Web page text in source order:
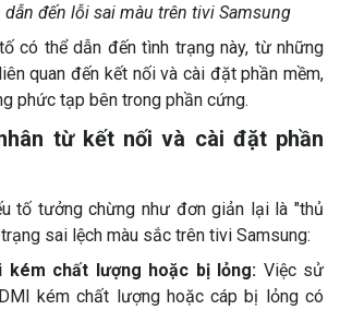
dẫn đến lỗi sai màu trên tivi Samsung
có thể dẫn đến tình trạng này, từ những
quan đến kết nối và cài đặt phần mềm,
phức tạp bên trong phần cứng.
từ kết nối và cài đặt phần
tố tưởng chừng như đơn giản lại là "thủ
sai lệch màu sắc trên tivi Samsung:
kém chất lượng hoặc bị lỏng: Việc sử
kém chất lượng hoặc cáp bị lỏng có